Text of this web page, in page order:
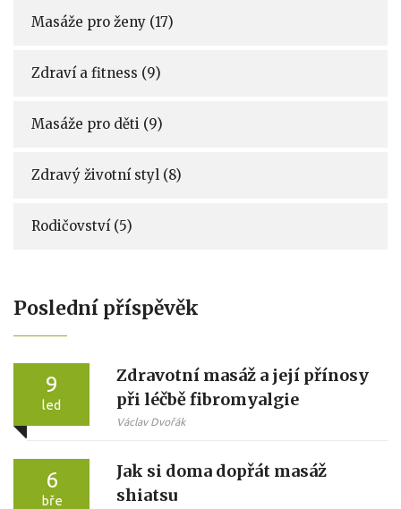
Masáže pro ženy (17)
Zdraví a fitness (9)
Masáže pro děti (9)
Zdravý životní styl (8)
Rodičovství (5)
Poslední příspěvěk
9
led
Zdravotní masáž a její přínosy
při léčbě fibromyalgie
Václav Dvořák
6
bře
Jak si doma dopřát masáž
shiatsu